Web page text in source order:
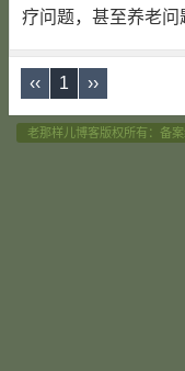
疗问题，甚至养老
‹‹ 1 ››
老那样儿博客版权所有：备案